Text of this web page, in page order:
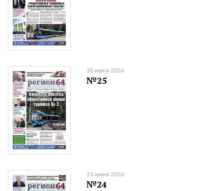
30 июня 2026
№25
23 июня 2026
№24